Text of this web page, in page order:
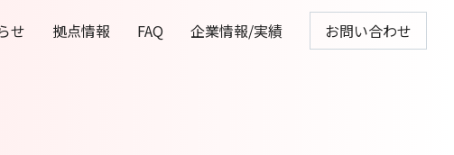
せ 拠点情報 FAQ 企業情報/実績 お問い合わせ